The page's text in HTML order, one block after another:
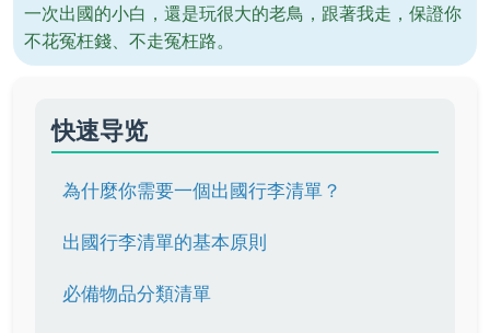
一次出國的小白，還是玩很大的老鳥，跟著我走，保證你
不花冤枉錢、不走冤枉路。
快速导览
為什麼你需要一個出國行李清單？
出國行李清單的基本原則
必備物品分類清單